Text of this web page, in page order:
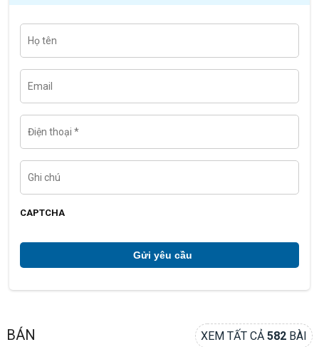
H
n
E
lĐ
t
i
G
h
CAPTCHA
BÁN XEM TẤT CẢ582 BÀI